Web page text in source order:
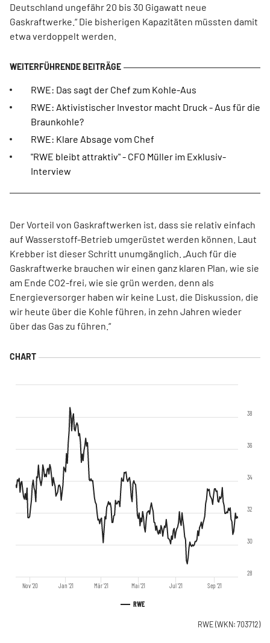
Deutschland ungefähr 20 bis 30 Gigawatt neue
Gaskraftwerke.“ Die bisherigen Kapazitäten müssten damit
etwa verdoppelt werden.
RWE: Das sagt der Chef zum Kohle-Aus
RWE: Aktivistischer Investor macht Druck - Aus für die
Braunkohle?
RWE: Klare Absage vom Chef
"RWE bleibt attraktiv" - CFO Müller im Exklusiv-
Interview
Der Vorteil von Gaskraftwerken ist, dass sie relativ einfach
auf Wasserstoff-Betrieb umgerüstet werden können. Laut
Krebber ist dieser Schritt unumgänglich. „Auch für die
Gaskraftwerke brauchen wir einen ganz klaren Plan, wie sie
am Ende CO2-frei, wie sie grün werden, denn als
Energieversorger haben wir keine Lust, die Diskussion, die
wir heute über die Kohle führen, in zehn Jahren wieder
über das Gas zu führen.“
RWE
Nov '20 Jan '21 Mär '21 Mai '21 Jul '21 Sep '21
28
30
32
34
36
38
RWE (WKN: 703712)